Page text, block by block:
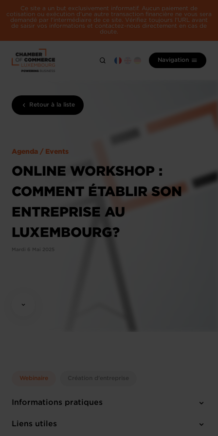
Ce site a un but exclusivement informatif. Aucun paiement de
cotisation ou exécution d'une autre transaction financière ne vous sera
demandé par l'intermédiaire de ce site. Vérifiez toujours l'URL avant
de saisir vos informations et contactez-nous directement en cas de
doute.
Navigation
Retour à la liste
Agenda / Events
ONLINE WORKSHOP :
COMMENT ÉTABLIR SON
ENTREPRISE AU
LUXEMBOURG?
Mardi 6 Mai 2025
Webinaire Création d'entreprise
Informations pratiques
Mardi 6 Mai 2025
Liens utiles